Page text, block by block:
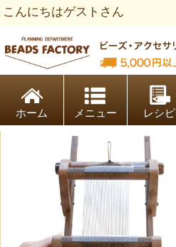
こんにちはゲストさん
ホーム レシピ